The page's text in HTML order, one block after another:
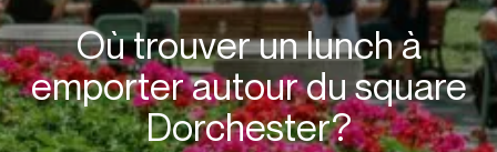
Où trouver un lunch à
emporter autour du square
Dorchester?